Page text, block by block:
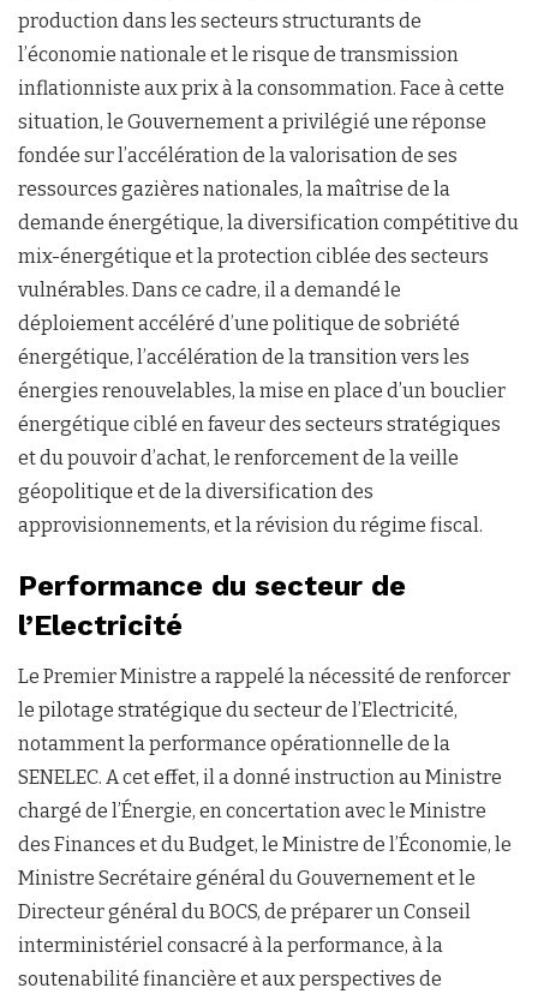
production dans les secteurs structurants de
l’économie nationale et le risque de transmission
inflationniste aux prix à la consommation. Face à cette
situation, le Gouvernement a privilégié une réponse
fondée sur l’accélération de la valorisation de ses
ressources gazières nationales, la maîtrise de la
demande énergétique, la diversification compétitive du
mix-énergétique et la protection ciblée des secteurs
vulnérables. Dans ce cadre, il a demandé le
déploiement accéléré d’une politique de sobriété
énergétique, l’accélération de la transition vers les
énergies renouvelables, la mise en place d’un bouclier
énergétique ciblé en faveur des secteurs stratégiques
et du pouvoir d’achat, le renforcement de la veille
géopolitique et de la diversification des
approvisionnements, et la révision du régime fiscal.
Performance du secteur de
l’Electricité
Le Premier Ministre a rappelé la nécessité de renforcer
le pilotage stratégique du secteur de l’Electricité,
notamment la performance opérationnelle de la
SENELEC. A cet effet, il a donné instruction au Ministre
chargé de l’Énergie, en concertation avec le Ministre
des Finances et du Budget, le Ministre de l’Économie, le
Ministre Secrétaire général du Gouvernement et le
Directeur général du BOCS, de préparer un Conseil
interministériel consacré à la performance, à la
soutenabilité financière et aux perspectives de